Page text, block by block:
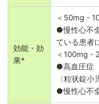
効能・効
果*
＜50mg・
●慢性心不
ている患者
＜100mg・
●高血圧症
〈粒状錠小
●慢性心不